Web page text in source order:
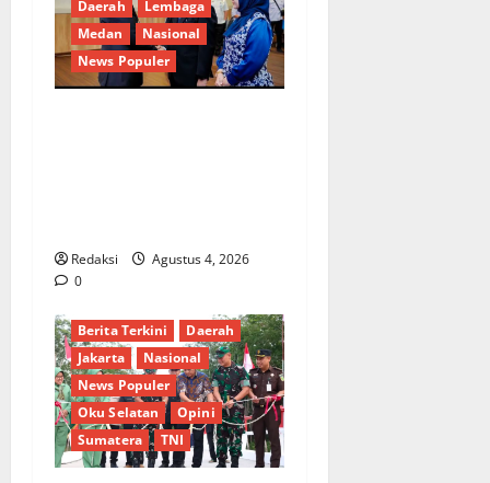
Daerah
Lembaga
Medan
Nasional
News Populer
Redaksi
Agustus 4, 2026
0
Berita Terkini
Daerah
Jakarta
Nasional
News Populer
Oku Selatan
Opini
Sumatera
TNI